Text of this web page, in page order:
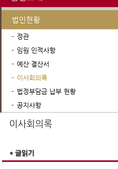
봉암의 의미
설립정신
교육방침
설립자 인사
법인현황
정관
임원 인적사항
예산·결산서
이사회의록
법정부담금 납부 현황
공지사항
이사회의록